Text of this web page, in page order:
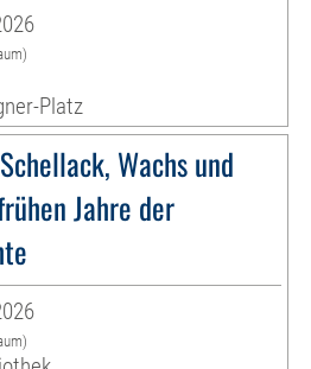
Platz
Wachs und
Jahre der